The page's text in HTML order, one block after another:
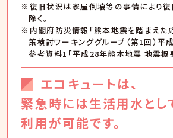
※復旧状況は家屋倒壊等の事情により
除く。
※内閣府防災情報「熊本地震を踏まえた
策検討ワーキンググループ（第1回）平
参考資料1「平成28年熊本地震 地震概
エコキュートは、
緊急時には生活用水とし
利用が可能です。